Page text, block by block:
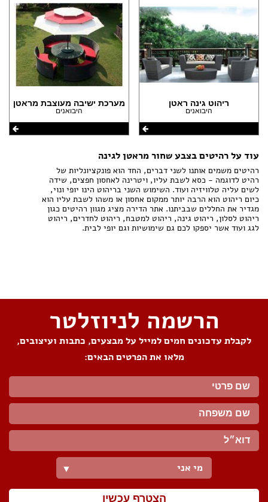
ריהוט גינה ראטן
היבואנים
מערכת ישיבה מעוצבת מראטן
היבואנים
עוד על רהיטים בצבע שחור מראטן לגינה
רהיטים משמים אותנו לשני דברים, החד הוא פונקציונליות של
רהיט לדוגמה - כסא לשבת עליו, ויטרינה לאחסון חפצים, שידה
לשים עליה טלוויזיה ועוד. השימוש השני בריהוט הינו יופי ונוי,
כיום ריהוט הוא הרבה יותר ממקום אחסון או משהו לשבת עליו הוא
מגדיר את החללים שבביתנו. אתר הדירה מציג מגוון רהיטים כגון
ריהוט לסלון, ריהוט גינה, ריהוט למטבח, ריהוט לחדרים, ריהוט
לגג ועוד אשר יספקו לכם גם שימושיות וגם יופי לבית.
הרשמה לניוזלטר
לקבלת עדכונים חמים למייל על מבצעים, כתבות ועיצובים,
מלאו את הפרטים הבאים:
מי אני ▼
הצטרף עכשיו